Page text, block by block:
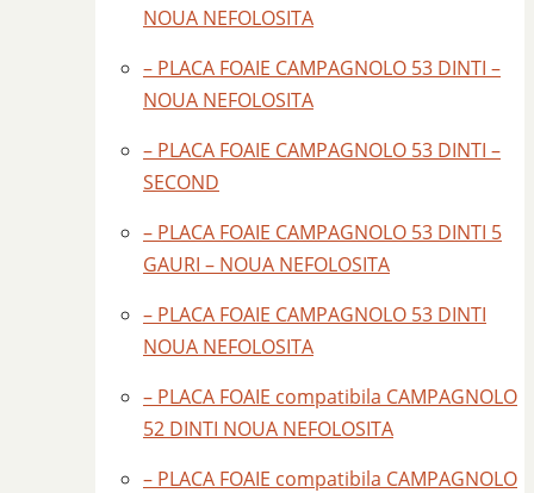
NOUA NEFOLOSITA
– PLACA FOAIE CAMPAGNOLO 53 DINTI –
NOUA NEFOLOSITA
– PLACA FOAIE CAMPAGNOLO 53 DINTI –
SECOND
– PLACA FOAIE CAMPAGNOLO 53 DINTI 5
GAURI – NOUA NEFOLOSITA
– PLACA FOAIE CAMPAGNOLO 53 DINTI
NOUA NEFOLOSITA
– PLACA FOAIE compatibila CAMPAGNOLO
52 DINTI NOUA NEFOLOSITA
– PLACA FOAIE compatibila CAMPAGNOLO